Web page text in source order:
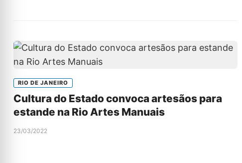
RIO DE JANEIRO
Cultura do Estado convoca artesãos para
estande na Rio Artes Manuais
23/03/2022